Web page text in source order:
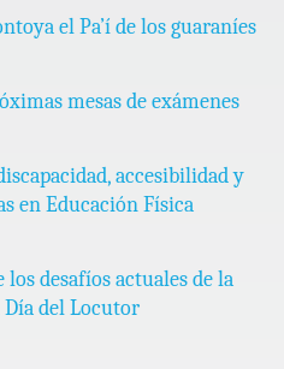
el Pa’í de los guaraníes
mesas de exámenes
accesibilidad y
en Educación Física
desafíos actuales de la
del Locutor